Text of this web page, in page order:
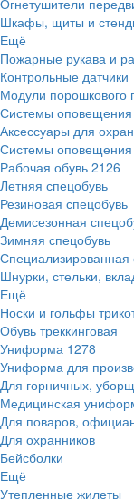
Шкафы, щиты и
Ещё
Пожарные рукава и
Контрольные датчики
Модули порошкового
Системы оповещения
Аксессуары для
Системы оповещения
Рабочая обувь 2126
Летняя спецобувь
Резиновая спецобувь
Демисезонная
Зимняя спецобувь
Специализированная
Шнурки, стельки,
Ещё
Носки и гольфы
Обувь треккинговая
Униформа 1278
Униформа для
Для горничных,
Медицинская
Для поваров,
Для охранников
Бейсболки
Ещё
Утепленные жилеты